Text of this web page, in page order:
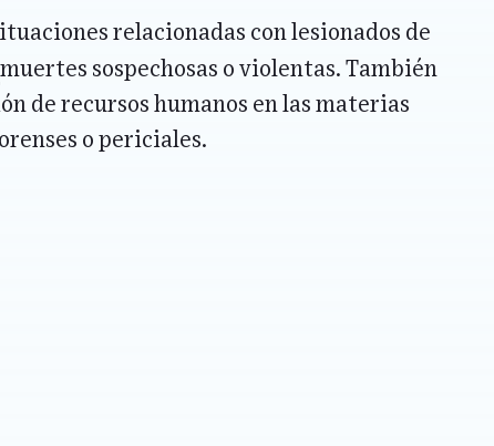
relacionadas con lesionados de
muertes sospechosas o violentas. También
de recursos humanos en las materias
o periciales.